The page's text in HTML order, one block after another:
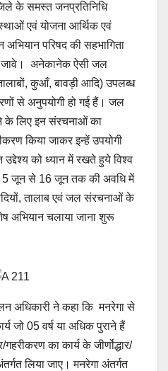
के समस्त जनप्रतिनिधि
एवं योजना आर्थिक एवं
परिषद की सहभागिता
जावे। अनेकानेक ऐसी जल
कुआँ, बावड़ी आदि) उपलब्ध
से अनुपयोगी हो गई हैं। जल
के लिए इन संरचनाओं का
किया जाकर इन्हें उपयोगी
को ध्यान में रखते हुये विश्व
5 जून से 16 जून तक की अवधि में
तालाब एवं जल संरचनाओं के
अभियान चलाया जाना शुरू
अधिकारी ने कहा कि मनरेगा से
जो 05 वर्ष या अधिक पुराने हैं
गहरीकरण का कार्य के जीर्णोद्धार/
लिया जाए। मनरेगा अंतर्गत